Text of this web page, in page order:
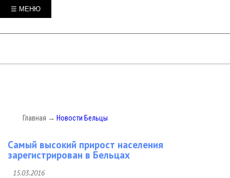
☰ МЕНЮ
Главная → Новости Бельцы
Самый высокий прирост населения
зарегистрирован в Бельцах
15.03.2016